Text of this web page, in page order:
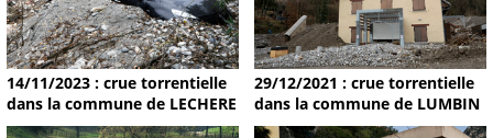
14/11/2023 : crue torrentielle
dans la commune de LECHERE
29/12/2021 : crue torrentielle
dans la commune de LUMBIN